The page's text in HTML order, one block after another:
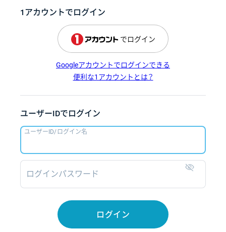
1アカウントでログイン
でログイン
Googleアカウントでログインできる
便利な1アカウントとは？
ユーザーIDでログイン
ユーザーID/ログイン名
ログインパスワード
ログイン